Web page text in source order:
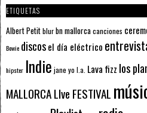
ETIQUETAS
Albert Petitblurbn mallorcacanciones
Bowie discosel día eléctrico
hipster Indie jane yo l.a. Lava fizz los
MALLORCA LIve FESTIVAL